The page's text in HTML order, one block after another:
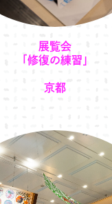
展覧会
「修復の練習」
京都